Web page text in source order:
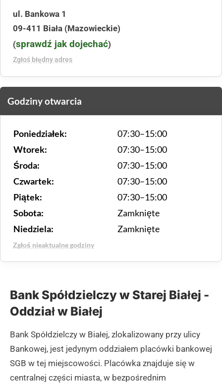
ul. Bankowa 1
09-411 Biała (Mazowieckie)
(sprawdź jak dojechać)
Zgłoś błędny adres
Godziny otwarcia
Poniedziałek:
07:30–15:00
Wtorek:
07:30–15:00
Środa:
07:30–15:00
Czwartek:
07:30–15:00
Piątek:
07:30–15:00
Sobota:
Zamknięte
Niedziela:
Zamknięte
Zgłoś nieaktualne godziny
Bank Spółdzielczy w Starej Białej -
Oddział w Białej
Bank Spółdzielczy w Białej, zlokalizowany przy ulicy
Bankowej, jest jedynym oddziałem placówki bankowej
SGB w tej miejscowości. Placówka znajduje się w
centralnej części miasta, w bezpośrednim